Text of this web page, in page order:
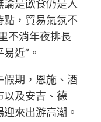
論是飲食仍是人
點，貿易氣氛不
不消年夜排長
近”。
假期，恩施、酒
以及安吉、德
來出游高潮。